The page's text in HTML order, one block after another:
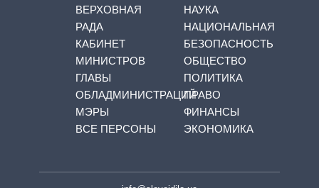
ВЕРХОВНАЯ
РАДА
КАБИНЕТ
МИНИСТРОВ
ГЛАВЫ
ОБЛАДМИНИСТРАЦИЙ
МЭРЫ
ВСЕ ПЕРСОНЫ
НАУКА
НАЦИОНАЛЬНАЯ
БЕЗОПАСНОСТЬ
ОБЩЕСТВО
ПОЛИТИКА
ПРАВО
ФИНАНСЫ
ЭКОНОМИКА